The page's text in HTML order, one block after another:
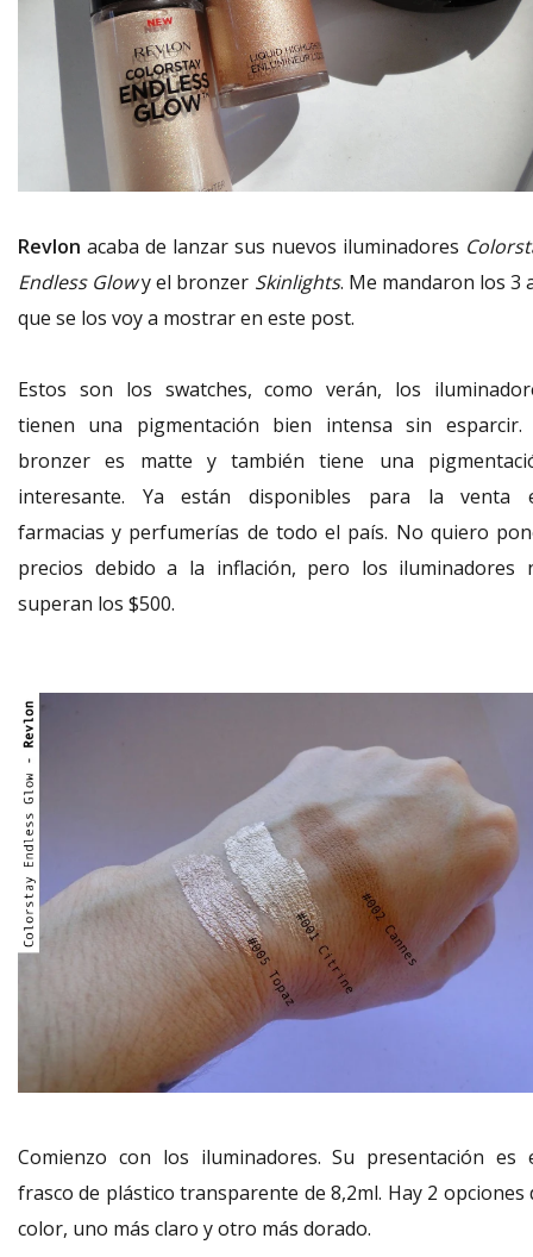
Revlon acaba de lanzar sus nuevos iluminadores
Endless Glowy el bronzer Skinlights. Me mandaron los 3
que se los voy a mostrar en este post.
Estos son los swatches, como verán, los
tienen una pigmentación bien intensa sin esparcir.
bronzer es matte y también tiene una
interesante. Ya están disponibles para la venta
farmacias y perfumerías de todo el país. No quiero
precios debido a la inflación, pero los iluminadores
superan los $500.
Comienzo con los iluminadores. Su presentación es
frasco de plástico transparente de 8,2ml. Hay 2 opciones
color, uno más claro y otro más dorado.